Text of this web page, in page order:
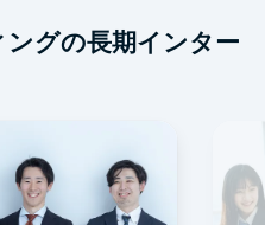
グの長期インター